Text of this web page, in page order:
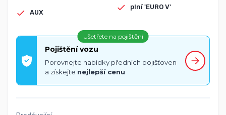
AUX
plní 'EURO V'
Ušetřete na pojištění
Pojištění vozu
Porovnejte nabídky předních pojišťoven
a získejte nejlepší cenu